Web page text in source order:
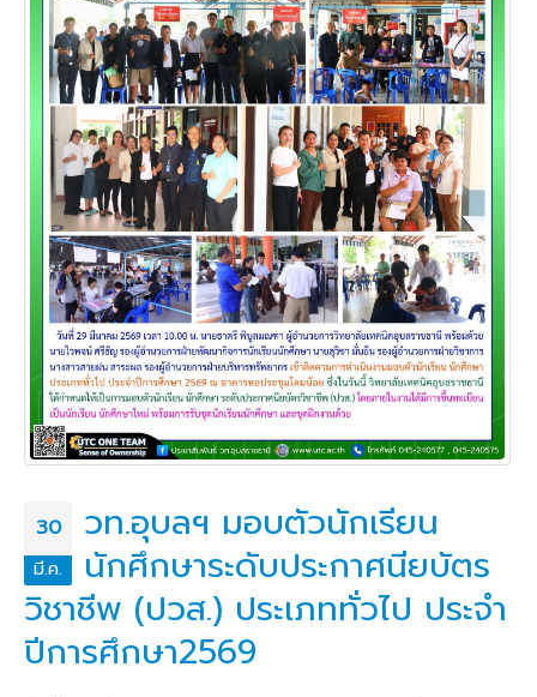
30
มี.ค.
วท.อุบลฯ มอบตัวนักเรียน
นักศึกษาระดับประกาศนียบัตร
วิชาชีพ (ปวส.) ประเภททั่วไป ประจำ
ปีการศึกษา2569